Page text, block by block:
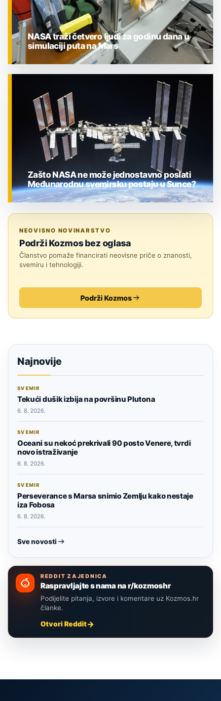
NASA traži četvero ljudi za godinu dana u
simulaciji puta na Mars
Zašto NASA ne može jednostavno poslati
Međunarodnu svemirsku postaju u Sunce?
NEOVISNO NOVINARSTVO
Podrži Kozmos bez oglasa
Članstvo pomaže financirati neovisne priče o znanosti,
svemiru i tehnologiji.
Podrži Kozmos
Najnovije
SVEMIR
Tekući dušik izbija na površinu Plutona
6. 8. 2026.
SVEMIR
Oceani su nekoć prekrivali 90 posto Venere, tvrdi
novo istraživanje
6. 8. 2026.
SVEMIR
Perseverance s Marsa snimio Zemlju kako nestaje
iza Fobosa
6. 8. 2026.
Sve novosti
REDDIT ZAJEDNICA
Raspravljajte s nama na r/kozmoshr
Podijelite pitanja, izvore i komentare uz Kozmos.hr
članke.
Otvori Reddit